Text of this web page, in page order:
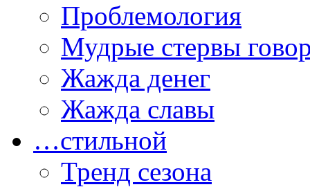
Проблемология
Мудрые стервы
Жажда денег
Жажда славы
…стильной
Тренд сезона